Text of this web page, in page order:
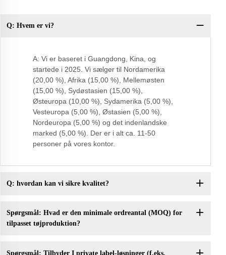
Q: Hvem er vi?
A: Vi er baseret i Guangdong, Kina, og
startede i 2025. Vi sælger til Nordamerika
(20,00 %), Afrika (15,00 %), Mellemøsten
(15,00 %), Sydøstasien (15,00 %),
Østeuropa (10,00 %), Sydamerika (5,00 %),
Vesteuropa (5,00 %), Østasien (5,00 %),
Nordeuropa (5,00 %) og det indenlandske
marked (5,00 %). Der er i alt ca. 11-50
personer på vores kontor.
Q: hvordan kan vi sikre kvalitet?
Spørgsmål: Hvad er den minimale ordreantal (MOQ) for
tilpasset tøjproduktion?
Spørgsmål: Tilbyder I private label-løsninger (f.eks.